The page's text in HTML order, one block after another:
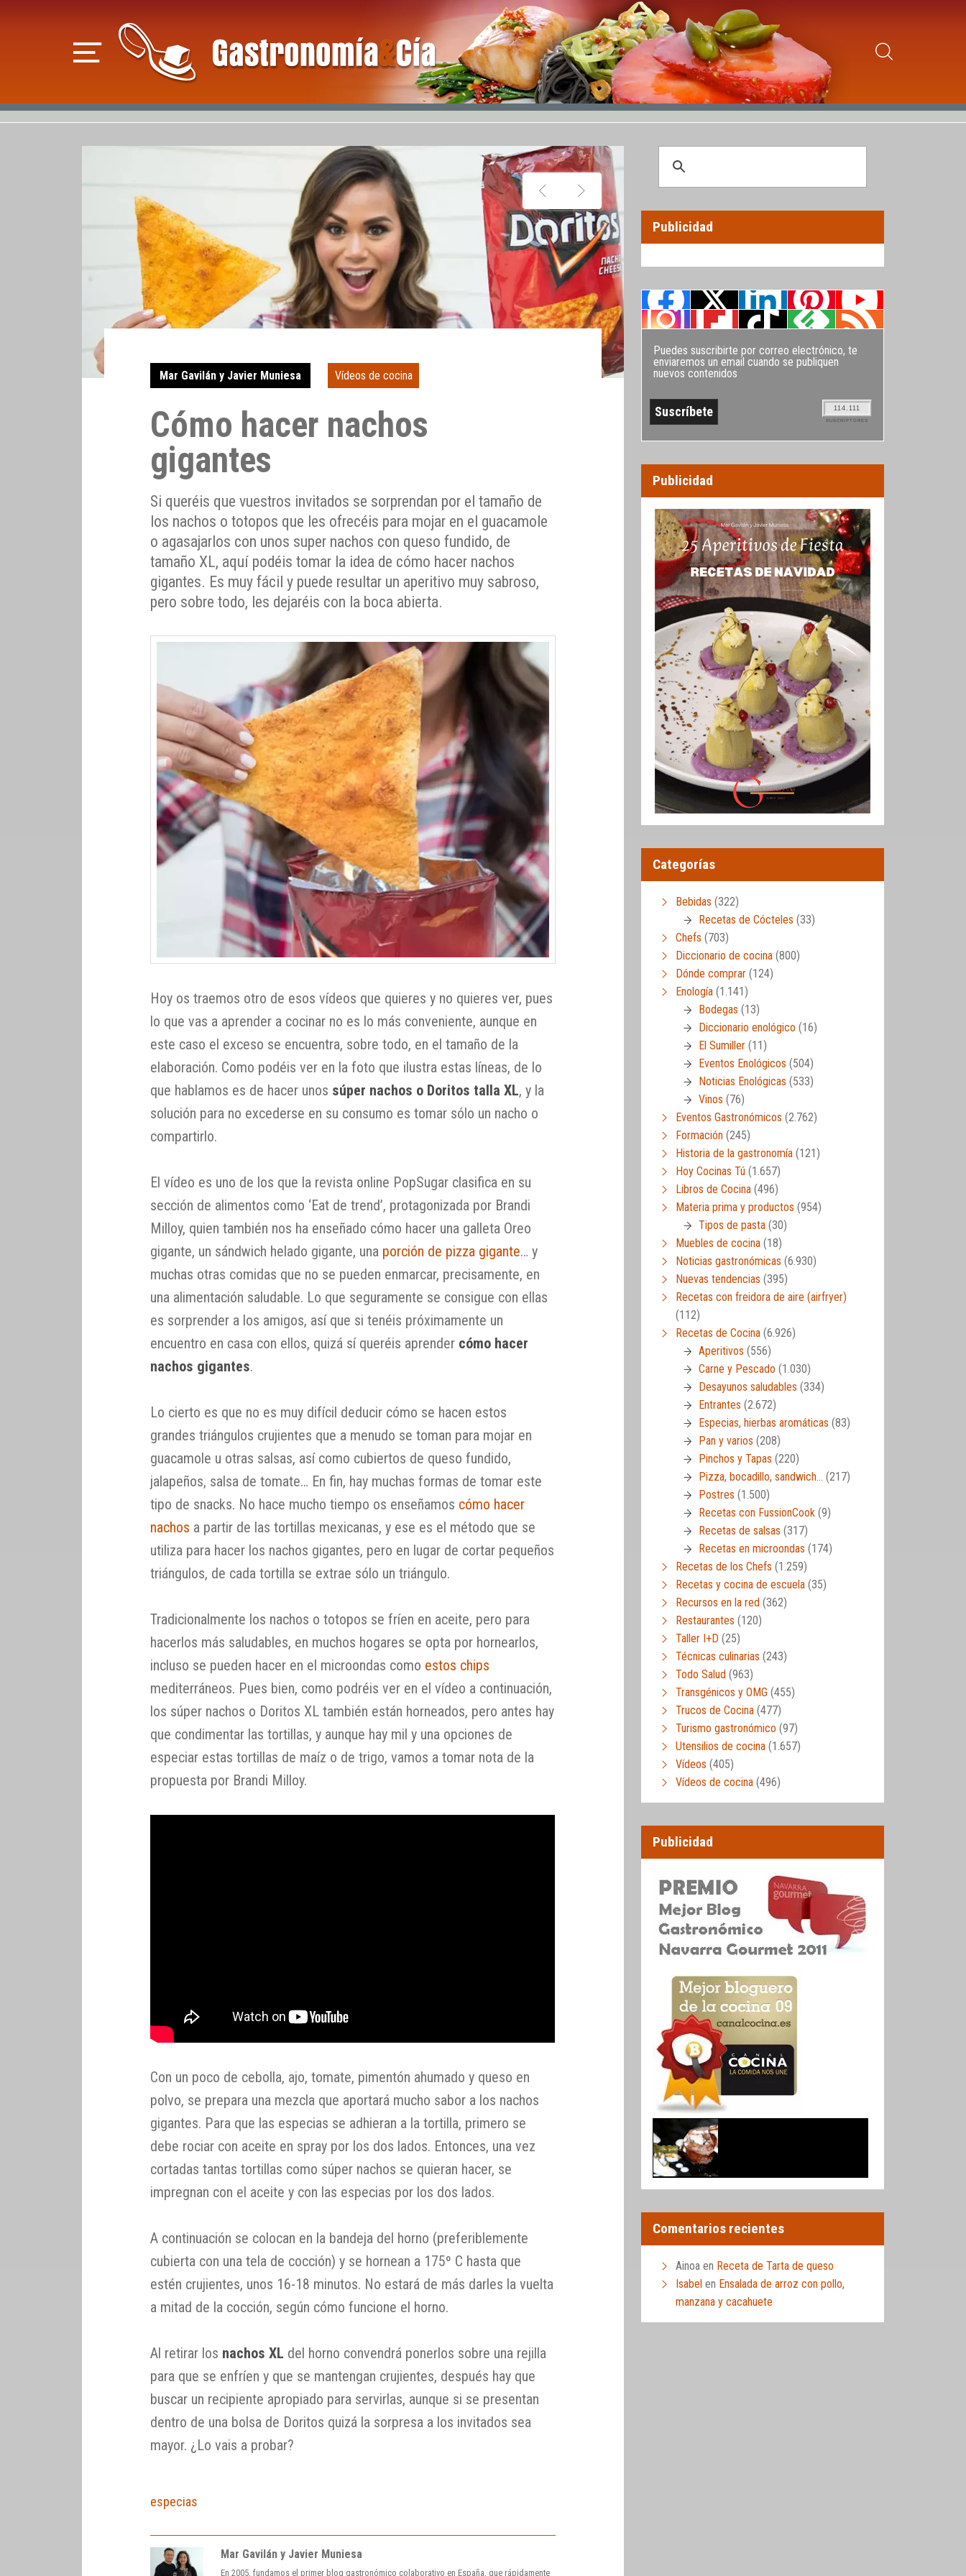
Mar Gavilán y Javier Muniesa Vídeos de cocina
Cómo hacer nachos
gigantes
Si queréis que vuestros invitados se sorprendan por el tamaño de
los nachos o totopos que les ofrecéis para mojar en el guacamole
o agasajarlos con unos super nachos con queso fundido, de
tamaño XL, aquí podéis tomar la idea de cómo hacer nachos
gigantes. Es muy fácil y puede resultar un aperitivo muy sabroso,
pero sobre todo, les dejaréis con la boca abierta.
Hoy os traemos otro de esos vídeos que quieres y no quieres ver, pues
lo que vas a aprender a cocinar no es lo más conveniente, aunque en
este caso el exceso se encuentra, sobre todo, en el tamaño de la
elaboración. Como podéis ver en la foto que ilustra estas líneas, de lo
que hablamos es de hacer unos súper nachos o Doritos talla XL, y la
solución para no excederse en su consumo es tomar sólo un nacho o
compartirlo.
El vídeo es uno de los que la revista online PopSugar clasifica en su
sección de alimentos como ‘Eat de trend’, protagonizada por Brandi
Milloy, quien también nos ha enseñado cómo hacer una galleta Oreo
gigante, un sándwich helado gigante, una porción de pizza gigante… y
muchas otras comidas que no se pueden enmarcar, precisamente, en
una alimentación saludable. Lo que seguramente se consigue con ellas
es sorprender a los amigos, así que si tenéis próximamente un
encuentro en casa con ellos, quizá sí queréis aprender cómo hacer
nachos gigantes.
Lo cierto es que no es muy difícil deducir cómo se hacen estos
grandes triángulos crujientes que a menudo se toman para mojar en
guacamole u otras salsas, así como cubiertos de queso fundido,
jalapeños, salsa de tomate… En fin, hay muchas formas de tomar este
tipo de snacks. No hace mucho tiempo os enseñamos cómo hacer
nachos a partir de las tortillas mexicanas, y ese es el método que se
utiliza para hacer los nachos gigantes, pero en lugar de cortar pequeños
triángulos, de cada tortilla se extrae sólo un triángulo.
Tradicionalmente los nachos o totopos se fríen en aceite, pero para
hacerlos más saludables, en muchos hogares se opta por hornearlos,
incluso se pueden hacer en el microondas como estos chips
mediterráneos. Pues bien, como podréis ver en el vídeo a continuación,
los súper nachos o Doritos XL también están horneados, pero antes hay
que condimentar las tortillas, y aunque hay mil y una opciones de
especiar estas tortillas de maíz o de trigo, vamos a tomar nota de la
propuesta por Brandi Milloy.
Con un poco de cebolla, ajo, tomate, pimentón ahumado y queso en
polvo, se prepara una mezcla que aportará mucho sabor a los nachos
gigantes. Para que las especias se adhieran a la tortilla, primero se
debe rociar con aceite en spray por los dos lados. Entonces, una vez
cortadas tantas tortillas como súper nachos se quieran hacer, se
impregnan con el aceite y con las especias por los dos lados.
A continuación se colocan en la bandeja del horno (preferiblemente
cubierta con una tela de cocción) y se hornean a 175º C hasta que
estén crujientes, unos 16-18 minutos. No estará de más darles la vuelta
a mitad de la cocción, según cómo funcione el horno.
Al retirar los nachos XL del horno convendrá ponerlos sobre una rejilla
para que se enfríen y que se mantengan crujientes, después hay que
buscar un recipiente apropiado para servirlas, aunque si se presentan
dentro de una bolsa de Doritos quizá la sorpresa a los invitados sea
mayor. ¿Lo vais a probar?
especias
Mar Gavilán y Javier Muniesa
En 2005, fundamos el primer blog gastronómico colaborativo en España, que rápidamente
Publicidad
Puedes suscribirte por correo electrónico, te
enviaremos un email cuando se publiquen
nuevos contenidos
114.111
SUSCRIPTORES
Publicidad
Categorías
Bebidas (322)
Recetas de Cócteles (33)
Chefs (703)
Diccionario de cocina (800)
Dónde comprar (124)
Enología (1.141)
Bodegas (13)
Diccionario enológico (16)
El Sumiller (11)
Eventos Enológicos (504)
Noticias Enológicas (533)
Vinos (76)
Eventos Gastronómicos (2.762)
Formación (245)
Historia de la gastronomía (121)
Hoy Cocinas Tú (1.657)
Libros de Cocina (496)
Materia prima y productos (954)
Tipos de pasta (30)
Muebles de cocina (18)
Noticias gastronómicas (6.930)
Nuevas tendencias (395)
Recetas con freidora de aire (airfryer)
(112)
Recetas de Cocina (6.926)
Aperitivos (556)
Carne y Pescado (1.030)
Desayunos saludables (334)
Entrantes (2.672)
Especias, hierbas aromáticas (83)
Pan y varios (208)
Pinchos y Tapas (220)
Pizza, bocadillo, sandwich… (217)
Postres (1.500)
Recetas con FussionCook (9)
Recetas de salsas (317)
Recetas en microondas (174)
Recetas de los Chefs (1.259)
Recetas y cocina de escuela (35)
Recursos en la red (362)
Restaurantes (120)
Taller I+D (25)
Técnicas culinarias (243)
Todo Salud (963)
Transgénicos y OMG (455)
Trucos de Cocina (477)
Turismo gastronómico (97)
Utensilios de cocina (1.657)
Vídeos (405)
Vídeos de cocina (496)
Publicidad
Comentarios recientes
Ainoa en Receta de Tarta de queso
Isabel en Ensalada de arroz con pollo,
manzana y cacahuete